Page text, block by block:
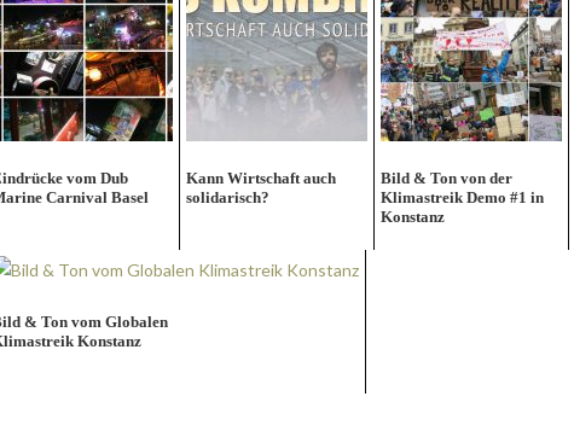
vom Dub
Carnival Basel
Kann Wirtschaft auch
solidarisch?
Bild & Ton von der
Klimastreik Demo #1 in
Konstanz
& Ton vom Globalen
Konstanz